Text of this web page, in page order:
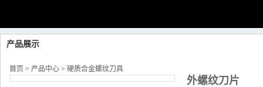
产品展示
首页 > 产品中心 > 硬质合金螺纹刀具
外螺纹刀片